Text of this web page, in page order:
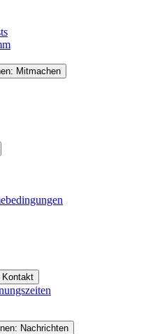
Mitmachen
Kontakt
Nachrichten